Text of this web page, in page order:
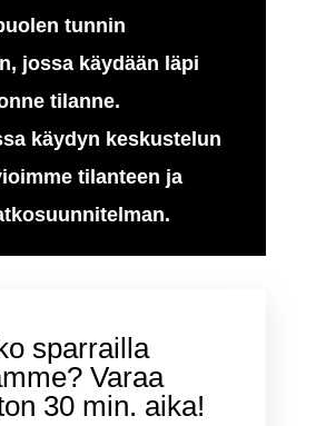
tunnin
jossa käydään läpi
tilanne.
käydyn keskustelun
tilanteen ja
sparrailla
Varaa
30 min. aika!